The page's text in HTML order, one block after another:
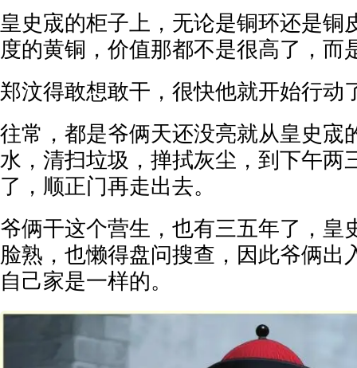
皇史宬的柜子上，无论是铜环还是铜
度的黄铜，价值那都不是很高了，而
郑汶得敢想敢干，很快他就开始行动
往常，都是爷俩天还没亮就从皇史宬
水，清扫垃圾，掸拭灰尘，到下午两
了，顺正门再走出去。
爷俩干这个营生，也有三五年了，皇
脸熟，也懒得盘问搜查，因此爷俩出
自己家是一样的。